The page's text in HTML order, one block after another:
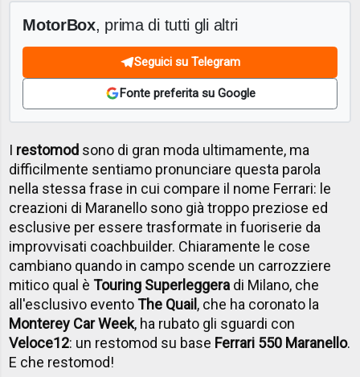
MotorBox, prima di tutti gli altri
Seguici su Telegram
Fonte preferita su Google
I restomod sono di gran moda ultimamente, ma
difficilmente sentiamo pronunciare questa parola
nella stessa frase in cui compare il nome Ferrari: le
creazioni di Maranello sono già troppo preziose ed
esclusive per essere trasformate in fuoriserie da
improvvisati coachbuilder. Chiaramente le cose
cambiano quando in campo scende un carrozziere
mitico qual èTouring Superleggera di Milano, che
all'esclusivo eventoThe Quail , che ha coronato la
Monterey Car Week, ha rubato gli sguardi con
Veloce12: un restomod su base Ferrari 550 Maranello.
E che restomod!